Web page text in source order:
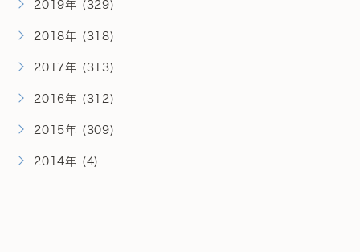
2019年 (329)
2018年 (318)
2017年 (313)
2016年 (312)
2015年 (309)
2014年 (4)